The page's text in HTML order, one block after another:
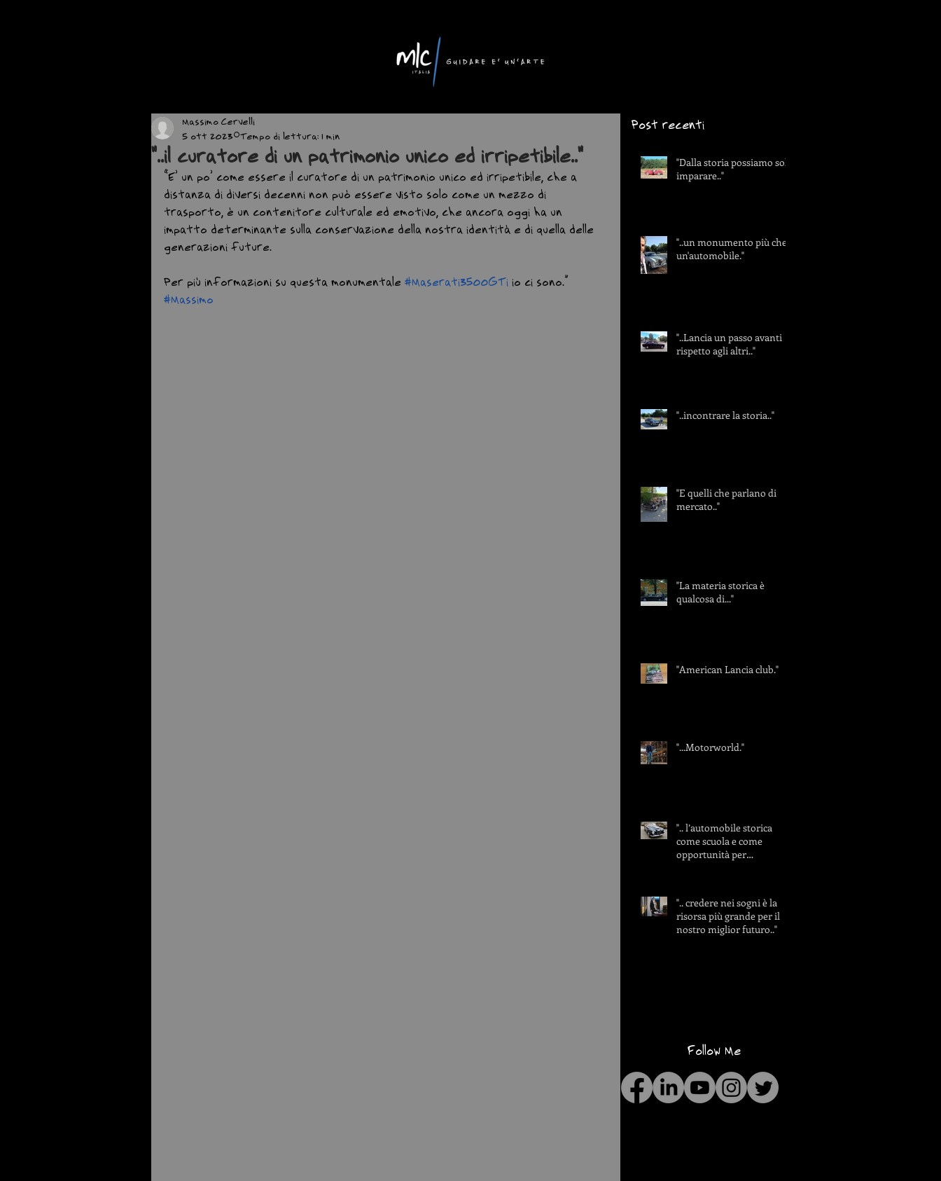
"..il curatore di un patrimonio unico ed irripetibile.."
Massimo Cervelli
5 ott 2023 Tempo di lettura: 1 min
“E’ un po’ come essere il curatore di un patrimonio unico ed irripetibile, che a
distanza di diversi decenni non può essere visto solo come un mezzo di
trasporto, è un contenitore culturale ed emotivo, che ancora oggi ha un
impatto determinante sulla conservazione della nostra identità e di quella delle
generazioni future.
Per più informazioni su questa monumentale #Maserati3500GTi io ci sono.”
#Massimo
Post recenti
"Dalla storia possiamo solo
imparare.."
"..un monumento più che
un'automobile."
"..Lancia un passo avanti
rispetto agli altri.."
"..incontrare la storia.."
"E quelli che parlano di
mercato.."
"La materia storica è
qualcosa di..."
"American Lancia club."
"...Motorworld."
".. l’automobile storica
come scuola e come
opportunità per
".. credere nei sogni è la
risorsa più grande per il
nostro miglior futuro.."
Follow Me